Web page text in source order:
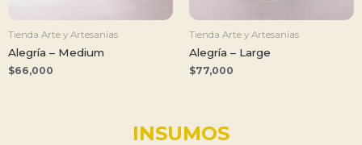
Tienda Arte y Artesanías
Alegría – Medium
$66,000
Tienda Arte y Artesanías
Alegría – Large
$77,000
INSUMOS